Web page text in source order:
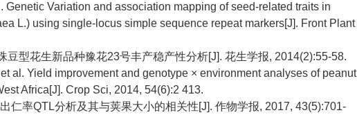
Genetic Variation and association mapping of seed-related traits in
L.) using single-locus simple sequence repeat markers[J]. Front Plant
豆型花生新品种豫花23号丰产稳产性分析[J]. 花生学报, 2014(2):55-58.
al. Yield improvement and genotype × environment analyses of peanut
Africa[J]. Crop Sci, 2014, 54(6):2 413.
仁率QTL分析及其与荚果大小的相关性[J]. 作物学报, 2017, 43(5):701-